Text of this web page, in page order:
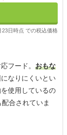
日時点 での税込価格
フード。 おもな
なりにくいとい
使用しているの
合されていま